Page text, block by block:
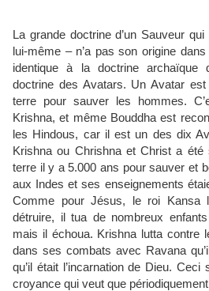
La grande doctrine d’un Sauveur
lui-même – n’a pas son origine
identique à la doctrine archaïque
doctrine des Avatars. Un Avatar
terre pour sauver les hommes.
Krishna, et même Bouddha est
les Hindous, car il est un des dix
Krishna ou Chrishna et Christ a
terre il y a 5.000 ans pour sauver et
aux Indes et ses enseignements
Comme pour Jésus, le roi Kansa
détruire, il tua de nombreux
mais il échoua. Krishna lutta contre
dans ses combats avec Ravana
qu’il était l’incarnation de Dieu. Ceci
croyance qui veut que